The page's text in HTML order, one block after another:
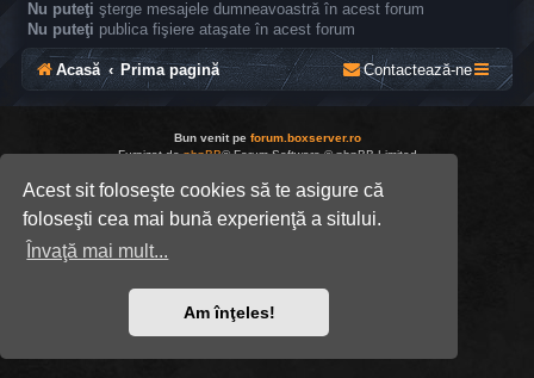
Acest sit foloseşte cookies să te asigure că
foloseşti cea mai bună experienţă a sitului.
Învaţă mai mult...
Am înţeles!
Nu puteţi şterge mesajele dumneavoastră în acest forum
Nu puteţi publica fişiere ataşate în acest forum
Acasă Prima pagină Contactează-ne
Bun venit pe forum.boxserver.ro
Furnizat dephpBB® Forum Software © phpBB Limited
Confidențialitate| Termeni